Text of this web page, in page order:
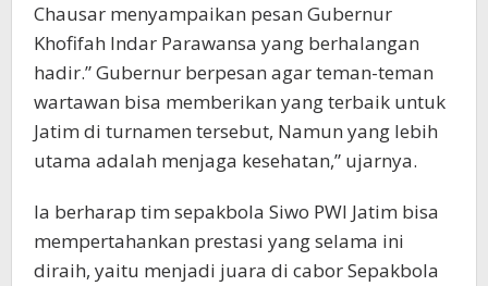
Chausar menyampaikan pesan Gubernur
Khofifah Indar Parawansa yang berhalangan
hadir.” Gubernur berpesan agar teman-teman
wartawan bisa memberikan yang terbaik untuk
Jatim di turnamen tersebut, Namun yang lebih
utama adalah menjaga kesehatan,” ujarnya.
Ia berharap tim sepakbola Siwo PWI Jatim bisa
mempertahankan prestasi yang selama ini
diraih, yaitu menjadi juara di cabor Sepakbola